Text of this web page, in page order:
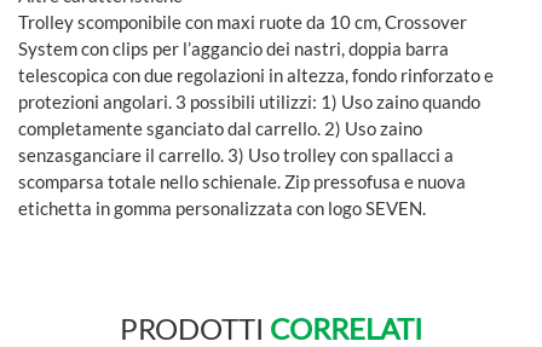
Trolley scomponibile con maxi ruote da 10 cm, Crossover
System con clips per l’aggancio dei nastri, doppia barra
telescopica con due regolazioni in altezza, fondo rinforzato e
protezioni angolari. 3 possibili utilizzi: 1) Uso zaino quando
completamente sganciato dal carrello. 2) Uso zaino
senzasganciare il carrello. 3) Uso trolley con spallacci a
scomparsa totale nello schienale. Zip pressofusa e nuova
etichetta in gomma personalizzata con logo SEVEN.
PRODOTTI CORRELATI